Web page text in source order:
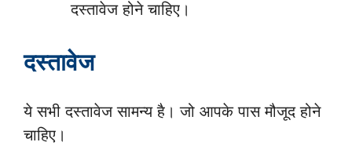
दस्तावेज होने चाहिए।
दस्तावेज
ये सभी दस्तावेज सामन्य है। जो आपके पास मौजूद होने
चाहिए।